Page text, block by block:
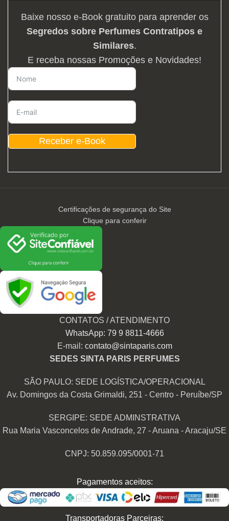
Baixe nosso e-Book gratuito para aprender os
Segredos sobre Perfumes Contratipos e
Similares.
E receba nossas Promoções e Novidades!
Receber e-Book
Certificações de segurança do Site
Clique para conferir
CONTATOS / ATENDIMENTO
WhatsApp: 79 9 8811-4666
E-mail: contato@sintaparis.com
SEDES SINTA PARIS PERFUMES
SÃO PAULO: SEDE LOGÍSTICA/OPERACIONAL
Av. Domingos da Costa Grimaldi, 251 - Centro - Peruíbe/SP
SERGIPE: SEDE ADMINSTRATIVA
Rua Maria Vasconcelos de Andrade, 27 - Aruana - Aracaju/SE
CNPJ: 50.859.095/0001-71
Pagamentos aceitos:
Transportadoras Parceiras: